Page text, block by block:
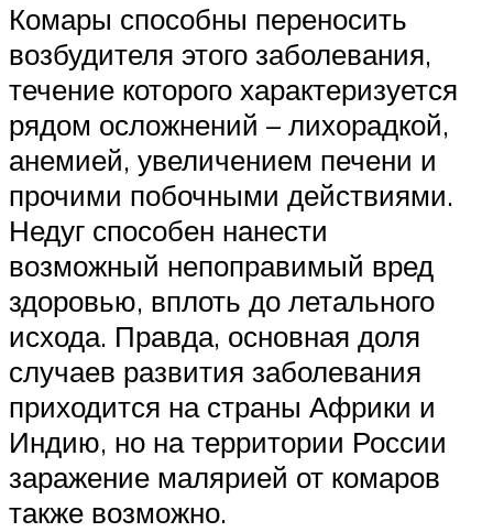
Комары способны переносить
возбудителя этого заболевания,
течение которого характеризуется
рядом осложнений – лихорадкой,
анемией, увеличением печени и
прочими побочными действиями.
Недуг способен нанести
возможный непоправимый вред
здоровью, вплоть до летального
исхода. Правда, основная доля
случаев развития заболевания
приходится на страны Африки и
Индию, но на территории России
заражение малярией от комаров
также возможно.